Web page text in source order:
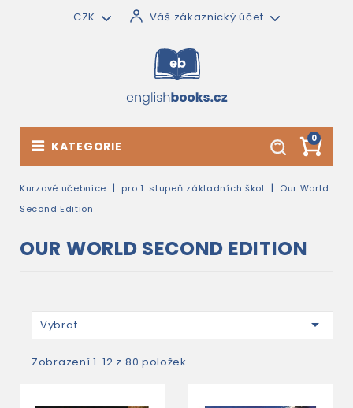
CZK Váš zákaznický účet
0
KATEGORIE
Kurzové učebnice pro 1. stupeň základních škol
Our World
Second Edition
OUR WORLD SECOND EDITION
Vybrat 
Zobrazení 1-12 z 80 položek